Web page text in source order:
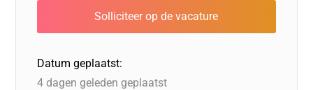
Datum geplaatst:
4 dagen geleden geplaatst